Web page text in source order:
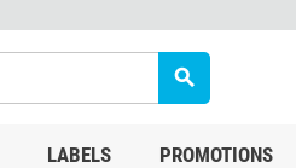
search
LABELS PROMOTIONS